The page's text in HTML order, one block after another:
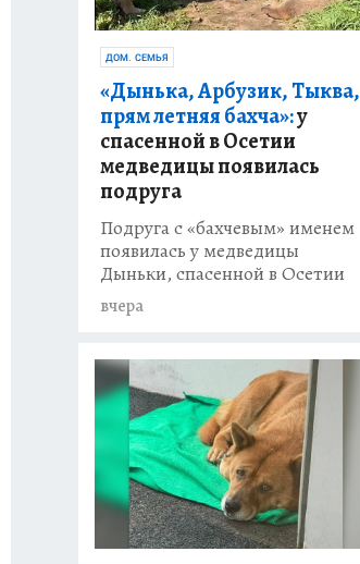
ДОМ. СЕМЬЯ
«Дынька, Арбузик, Тыква,
прям летняя бахча»:у
спасенной в Осетии
медведицы появилась
подруга
Подруга с «бахчевым» именем
появилась у медведицы
Дыньки, спасенной в Осетии
вчера